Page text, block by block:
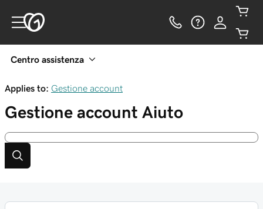
Centro assistenza
Applies to: Gestione account
Gestione account Aiuto